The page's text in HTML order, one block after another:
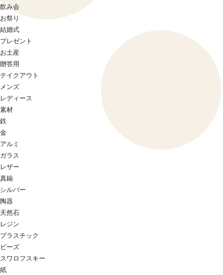
飲み会
お祭り
結婚式
プレゼント
お土産
贈答用
テイクアウト
メンズ
レディース
素材
鉄
金
アルミ
ガラス
レザー
真鍮
シルバー
陶器
天然石
レジン
プラスチック
ビーズ
スワロフスキー
紙